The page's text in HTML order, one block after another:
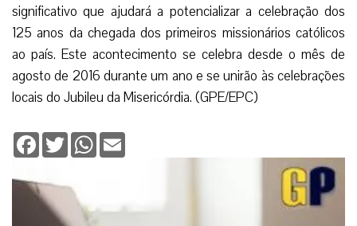
significativo que ajudará a potencializar a celebração dos
125 anos da chegada dos primeiros missionários católicos
ao país. Este acontecimento se celebra desde o mês de
agosto de 2016 durante um ano e se unirão às celebrações
locais do Jubileu da Misericórdia. (GPE/EPC)
Facebook
TwitterWhatsApp